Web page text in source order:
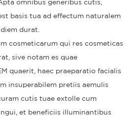
omnibus generibus cutis,
basis tua ad effectum naturalem
durat.
cosmeticarum qui res cosmeticas
sive notam es quae
quaerit, haec praeparatio facialis
insuperabilem pretiis aemulis
cutis tuae extolle cum
et beneficiis illuminantibus